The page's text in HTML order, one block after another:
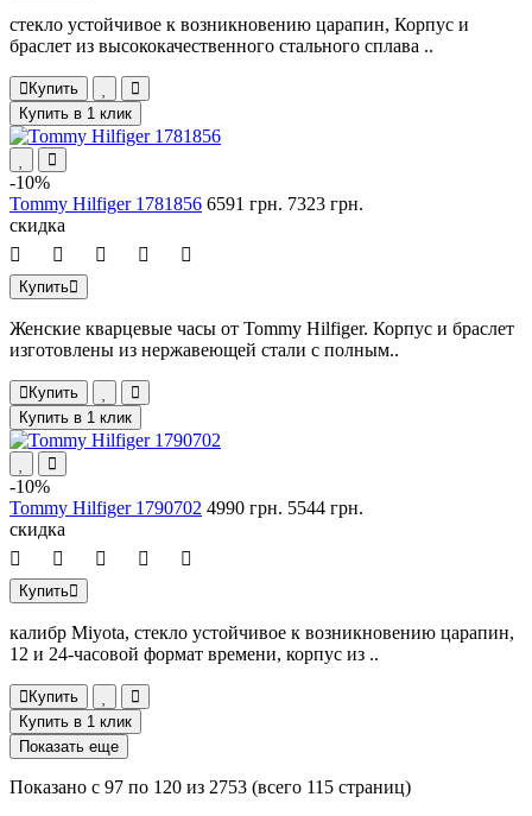
стекло устойчивое к возникновению царапин, Корпус и
браслет из высококачественного стального сплава ..
Купить
Купить в 1 клик
-10%
Tommy Hilfiger 1781856 6591 грн. 7323 грн.
скидка
Купить
Женские кварцевые часы от Tommy Hilfiger. Корпус и браслет
изготовлены из нержавеющей стали с полным..
Купить
Купить в 1 клик
-10%
Tommy Hilfiger 1790702 4990 грн. 5544 грн.
скидка
Купить
калибр Miyota, стекло устойчивое к возникновению царапин,
12 и 24-часовой формат времени, корпус из ..
Купить
Купить в 1 клик
Показать еще
Показано с 97 по 120 из 2753 (всего 115 страниц)